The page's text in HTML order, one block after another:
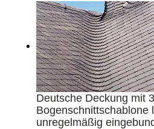
Deutsche Deckung mit
Bogenschnittschablone
unregelmäßig